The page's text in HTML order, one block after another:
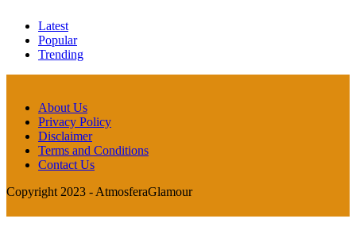
Latest
Popular
Trending
About Us
Privacy Policy
Disclaimer
Terms and Conditions
Contact Us
Copyright 2023 - AtmosferaGlamour